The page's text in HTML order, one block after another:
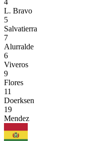
4
L. Bravo
5
Salvatierra
7
Alurralde
6
Viveros
9
Flores
11
Doerksen
19
Mendez